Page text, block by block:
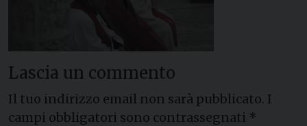
Lascia un commento
Il tuo indirizzo email non sarà pubblicato. I
campi obbligatori sono contrassegnati *